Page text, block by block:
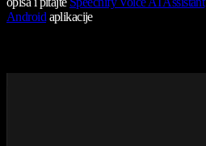
Androidaplikacije